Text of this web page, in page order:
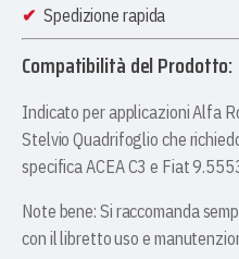
Spedizione rapida
Compatibilità del Prodotto:
Indicato per applicazioni Alfa
Stelvio Quadrifoglio che
specifica ACEA C3 e Fiat
Note bene: Si raccomanda
con il libretto uso e